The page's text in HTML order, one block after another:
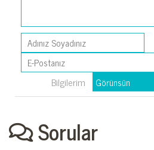
Bilgilerim
Sorular